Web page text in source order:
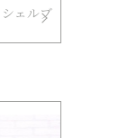
ェルブ